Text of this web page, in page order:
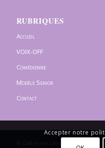
RUBRIQUES
Accueil
VOIX-OFF
Comédienne
Modèle Senior
Contact
© Catherine Lairaud - Enfold
Accepter notre